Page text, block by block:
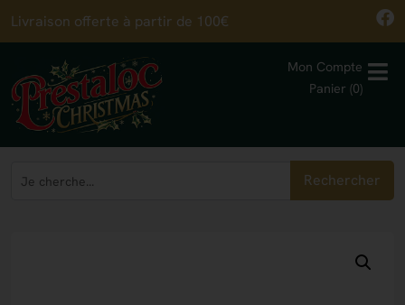
Livraison offerte à partir de 100€
Mon Compte
Panier (0)
Rechercher